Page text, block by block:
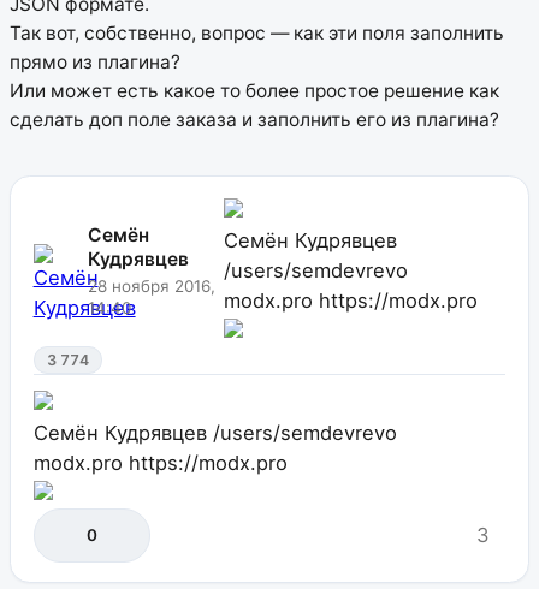
JSON формате.
Так вот, собственно, вопрос — как эти поля заполнить
прямо из плагина?
Или может есть какое то более простое решение как
сделать доп поле заказа и заполнить его из плагина?
Семён
Кудрявцев
28 ноября 2016,
14:40
Семён Кудрявцев
/users/semdevrevo
modx.pro https://modx.pro
3 774
Семён Кудрявцев /users/semdevrevo
modx.pro https://modx.pro
0 3